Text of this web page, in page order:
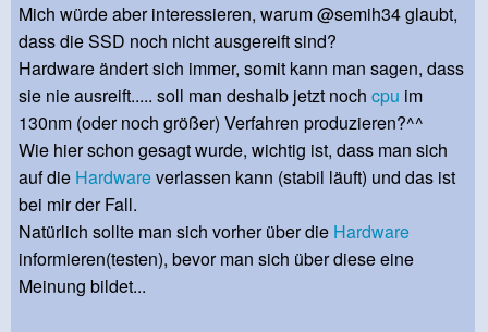
Mich würde aber interessieren, warum @semih34 glaubt,
dass die SSD noch nicht ausgereift sind?
Hardware ändert sich immer, somit kann man sagen, dass
sie nie ausreift..... soll man deshalb jetzt noch cpu im
130nm (oder noch größer) Verfahren produzieren?^^
Wie hier schon gesagt wurde, wichtig ist, dass man sich
auf die Hardwareverlassen kann (stabil läuft) und das ist
bei mir der Fall.
Natürlich sollte man sich vorher über die Hardware
informieren(testen), bevor man sich über diese eine
Meinung bildet...